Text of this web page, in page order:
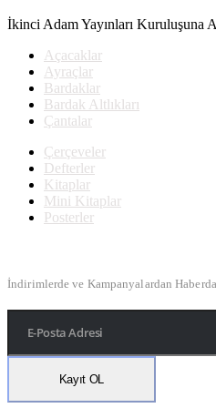
İkinci Adam Yayınları Kuruluşuna
Açacaklar
Ayraçlar
Bardaklar
Bardak Altlıkları
Çantalar
Çerçeveler
Defterler
Kitaplar
Mini Kitaplar
Posterler
İndirimlerde ve Kampanyalardan